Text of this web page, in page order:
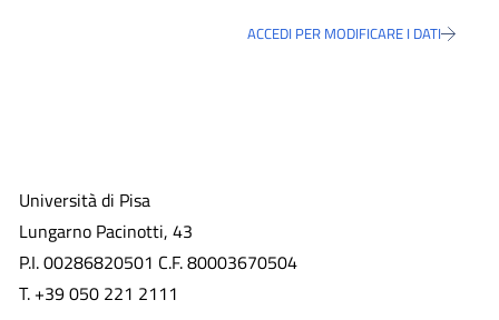
ACCEDI PER MODIFICARE I DATI
Università di Pisa
Lungarno Pacinotti, 43
P.I. 00286820501 C.F. 80003670504
T. +39 050 221 2111